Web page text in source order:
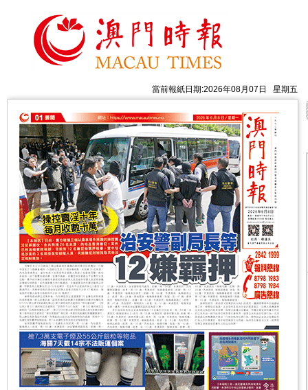
當前報紙日期:2026年08月07日 星期五